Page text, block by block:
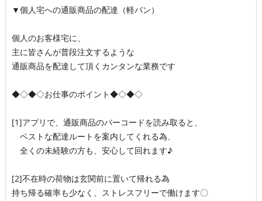
▼個人宅への通販商品の配達（軽バン）
個人のお客様宅に、
主に皆さんが普段注文するような
通販商品を配達して頂くカンタンな業務です
◆◇◆◇お仕事のポイント◆◇◆◇
[1]アプリで、通販商品のバーコードを読み取ると、
ベストな配達ルートを案内してくれる為、
全くの未経験の方も、安心して回れます♪
[2]不在時の荷物は玄関前に置いて帰れる為
持ち帰る確率も少なく、ストレスフリーで働けます〇